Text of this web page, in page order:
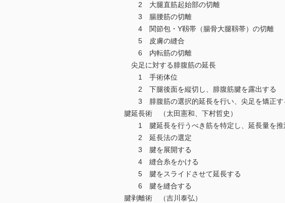
2 大腿直筋起始部の切離
3 腸腰筋の切離
4 関節包・Y靱帯（腸骨大腿靱帯）の切離
5 皮膚の縫合
6 内転筋の切離
尖足に対する腓腹筋の延長
1 手術体位
2 下腿後面を縦切し、腓腹筋腱を露出する
3 腓腹筋の選択的延長を行い、尖足を矯正す
腱延長術 （太田憲和、下村哲史）
1 腱延長を行うべき筋を特定し、延長量を推
2 延長法の選定
3 腱を展開する
4 縫合糸をかける
5 腱をスライドさせて延長する
6 腱を縫合する
腱剥離術 （吉川泰弘）